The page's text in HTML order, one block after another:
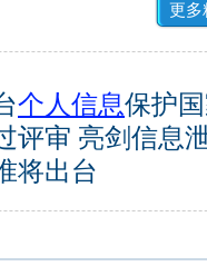
更多
个人信息保护
评审 亮剑信息
将出台